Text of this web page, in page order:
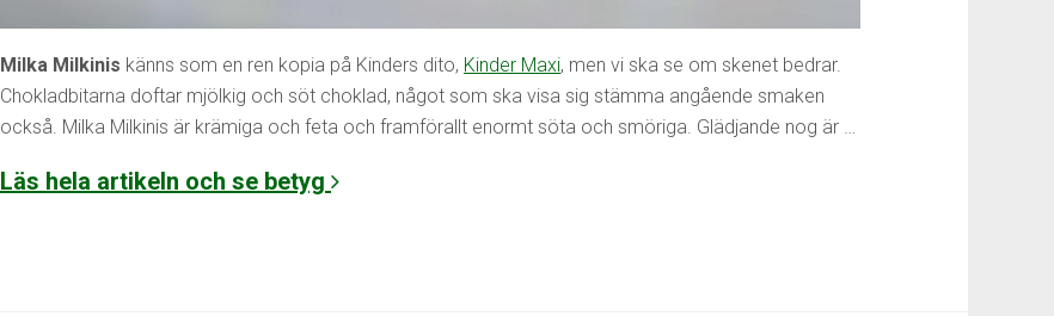
Milka Milkinis känns som en ren kopia på Kinders dito, Kinder Maxi, men vi ska se om skenet bedrar.
Chokladbitarna doftar mjölkig och söt choklad, något som ska visa sig stämma angående smaken
också. Milka Milkinis är krämiga och feta och framförallt enormt söta och smöriga. Glädjande nog är …
Läs hela artikeln och se betyg